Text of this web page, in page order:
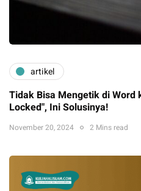
artikel
Tidak Bisa Mengetik di Word
Locked", Ini Solusinya!
November 20, 2024 2 Mins read